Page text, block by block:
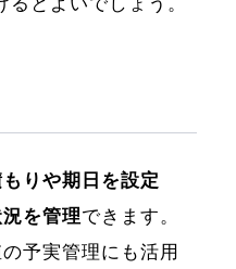
りや期日を設定
を管理できます。
予実管理にも活用